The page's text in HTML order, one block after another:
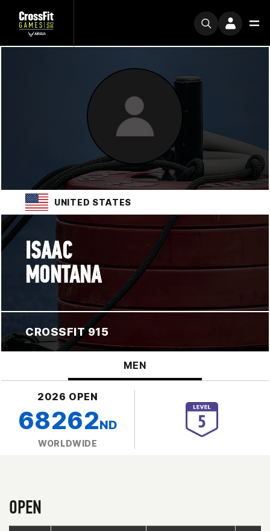
UNITED STATES
ISAAC
MONTANA
CROSSFIT 915
MEN
2026 OPEN
68262ND
WORLDWIDE
OPEN